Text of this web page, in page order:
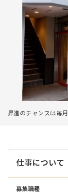
昇進のチャンスは毎
仕事について
募集職種